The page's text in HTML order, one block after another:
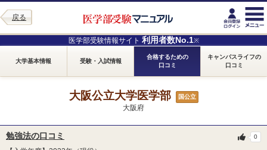
戻る
医学部受験情報サイト 利用者数No.1※
大学基本情報 受験・入試情報
合格するための
口コミ
キャンパスライフの
口コミ
大阪公立大学医学部 国公立
大阪府
勉強法の口コミ 0